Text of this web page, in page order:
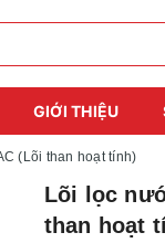
GIỚI THIỆU
(Lõi than hoạt tính)
Lõi lọc
than hoạt